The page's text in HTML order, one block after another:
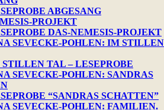
ABGESANG
PROJEKT
DAS-NEMESIS-PROJEKT
SEVECKE-POHLEN: IM STILLEN
TAL – LESEPROBE
SEVECKE-POHLEN: SANDRAS
“SANDRAS SCHATTEN”
SEVECKE-POHLEN: FAMILIEN.